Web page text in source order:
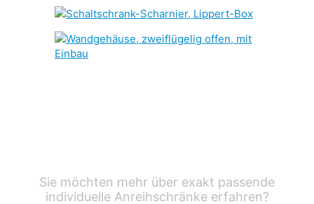
Sie möchten mehr über exakt passende
individuelle Anreihschränke erfahren?